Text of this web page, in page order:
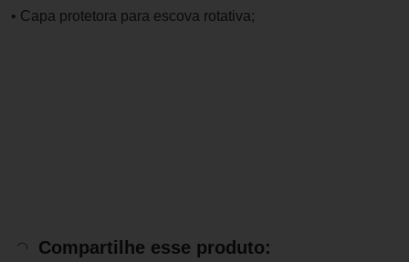
• Capa protetora para escova rotativa;
Compartilhe esse produto: